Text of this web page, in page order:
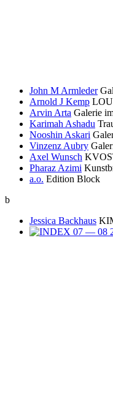
John M Armleder
Arnold J Kemp
Arvin Arta Galerie
Karimah Ashadu
Nooshin Askari
Vinzenz Aubry
Axel Wunsch
Pharaz Azimi
a.o. Edition Block
b
Jessica Backhaus